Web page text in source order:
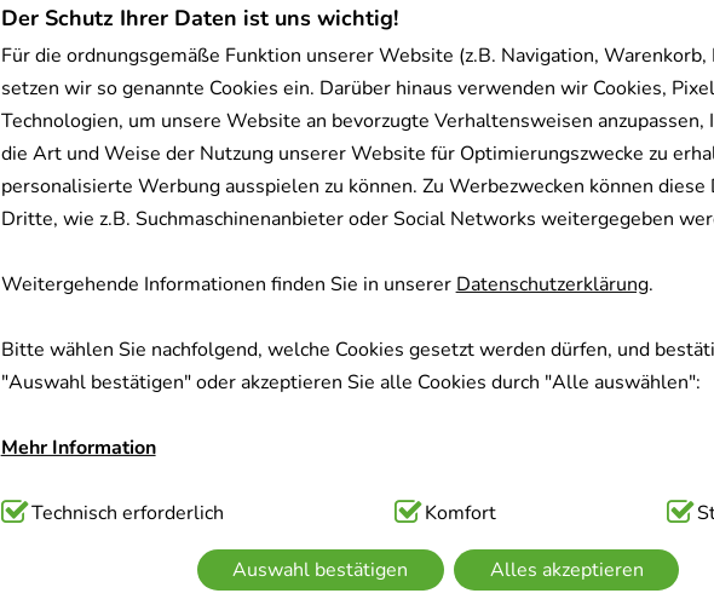
Der Schutz Ihrer Daten ist uns wichtig!
Für die ordnungsgemäße Funktion unserer Website (z.B. Navigation, Warenkorb,
setzen wir so genannte Cookies ein. Darüber hinaus verwenden wir Cookies,
Technologien, um unsere Website an bevorzugte Verhaltensweisen anzupassen,
die Art und Weise der Nutzung unserer Website für Optimierungszwecke zu
personalisierte Werbung ausspielen zu können. Zu Werbezwecken können diese
Dritte, wie z.B. Suchmaschinenanbieter oder Social Networks weitergegeben
Weitergehende Informationen finden Sie in unsererDatenschutzerklärung.
Bitte wählen Sie nachfolgend, welche Cookies gesetzt werden dürfen, und
"Auswahl bestätigen" oder akzeptieren Sie alle Cookies durch "Alle auswählen":
Mehr Information
Technisch Notwendig:Hierbei handelt es sich um Cookies, die für die
Website notwendig sind (z.B. Navigation, Warenkorb, Kundenkonto), weshalb auf
verzichtet werden kann.
Technisch erforderlich Komfort
Auswahl bestätigen Alles akzeptieren